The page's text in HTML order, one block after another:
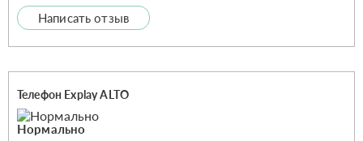
Написать отзыв
Телефон Explay ALTO
Нормально